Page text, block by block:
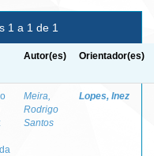
1 a 1 de 1
Autor(es) Orientador(es)
Meira,
Rodrigo
Santos
Lopes, Inez